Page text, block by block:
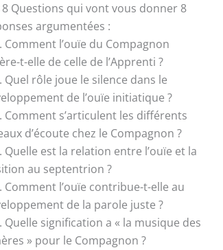
8 Questions qui vont vous donner 8
argumentées :
Comment l’ouïe du Compagnon
t-elle de celle de l’Apprenti ?
Quel rôle joue le silence dans le
de l’ouïe initiatique ?
Comment s’articulent les différents
d’écoute chez le Compagnon ?
Quelle est la relation entre l’ouïe et la
au septentrion ?
Comment l’ouïe contribue-t-elle au
de la parole juste ?
Quelle signification a « la musique des
» pour le Compagnon ?